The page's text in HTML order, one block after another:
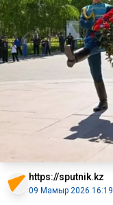
https://sputnik.kz
09 Мамыр 2026 16:19